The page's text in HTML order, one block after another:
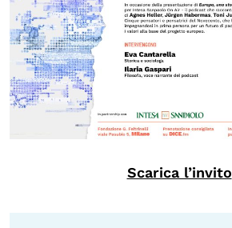
Scarica l’invito